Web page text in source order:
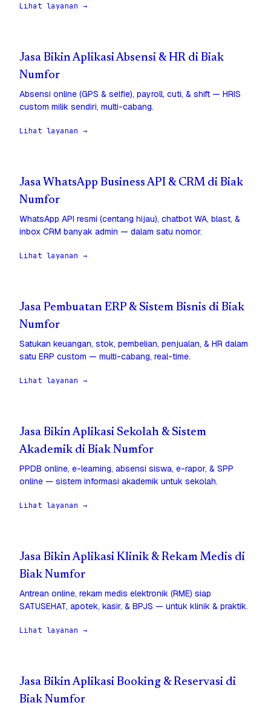
Lihat layanan →
Jasa Bikin Aplikasi Absensi & HR di Biak
Numfor
Absensi online (GPS & selfie), payroll, cuti, & shift — HRIS
custom milik sendiri, multi-cabang.
Lihat layanan →
Jasa WhatsApp Business API & CRM di Biak
Numfor
WhatsApp API resmi (centang hijau), chatbot WA, blast, &
inbox CRM banyak admin — dalam satu nomor.
Lihat layanan →
Jasa Pembuatan ERP & Sistem Bisnis di Biak
Numfor
Satukan keuangan, stok, pembelian, penjualan, & HR dalam
satu ERP custom — multi-cabang, real-time.
Lihat layanan →
Jasa Bikin Aplikasi Sekolah & Sistem
Akademik di Biak Numfor
PPDB online, e-learning, absensi siswa, e-rapor, & SPP
online — sistem informasi akademik untuk sekolah.
Lihat layanan →
Jasa Bikin Aplikasi Klinik & Rekam Medis di
Biak Numfor
Antrean online, rekam medis elektronik (RME) siap
SATUSEHAT, apotek, kasir, & BPJS — untuk klinik & praktik.
Lihat layanan →
Jasa Bikin Aplikasi Booking & Reservasi di
Biak Numfor